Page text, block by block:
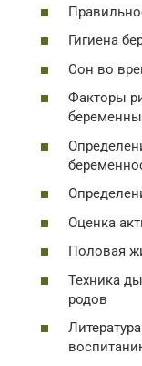
Гигиена
Сон во
Факторы
Оценка
Половая
Техника
родов